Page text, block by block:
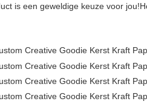
is een geweldige keuze voor